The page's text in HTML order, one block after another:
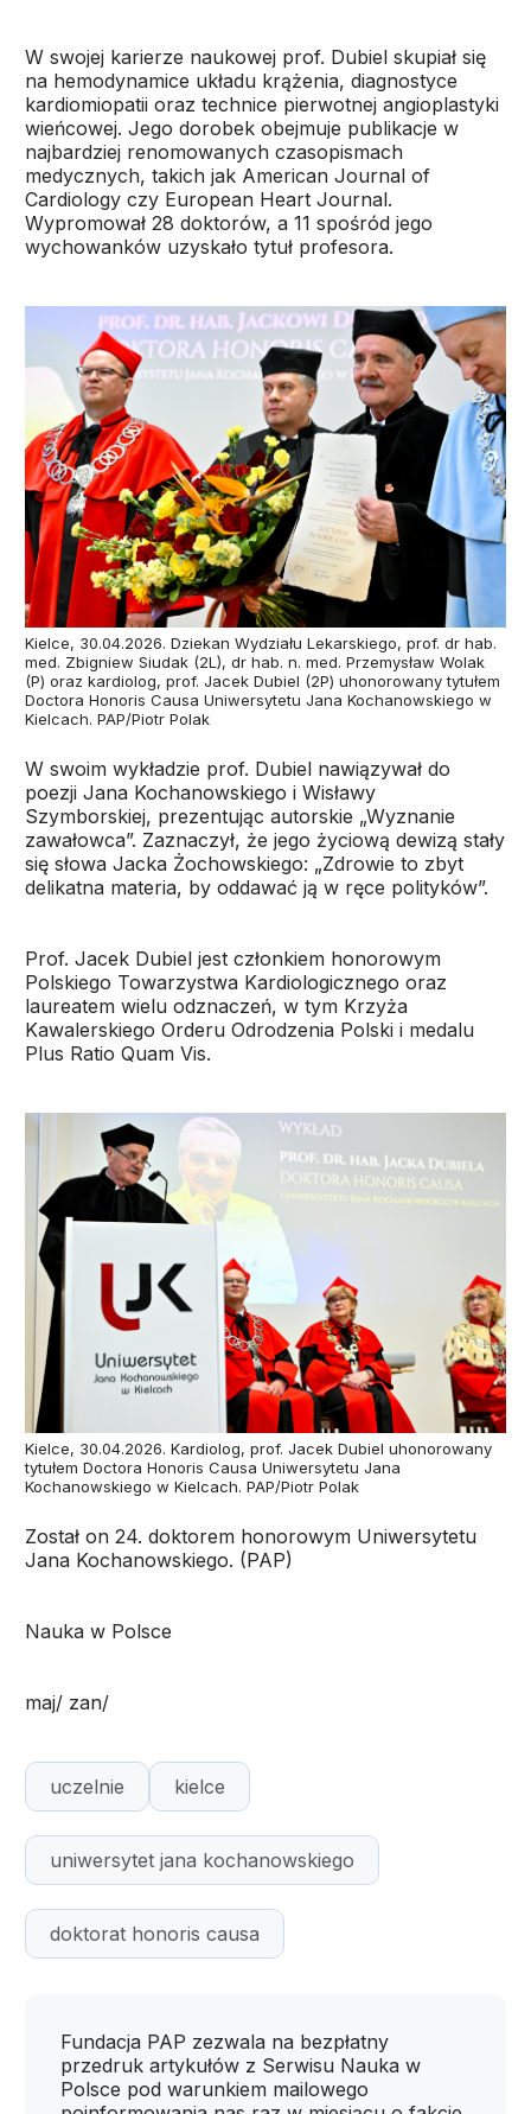
W swojej karierze naukowej prof. Dubiel skupiał się
na hemodynamice układu krążenia, diagnostyce
kardiomiopatii oraz technice pierwotnej angioplastyki
wieńcowej. Jego dorobek obejmuje publikacje w
najbardziej renomowanych czasopismach
medycznych, takich jak American Journal of
Cardiology czy European Heart Journal.
Wypromował 28 doktorów, a 11 spośród jego
wychowanków uzyskało tytuł profesora.
Kielce, 30.04.2026. Dziekan Wydziału Lekarskiego, prof. dr hab.
med. Zbigniew Siudak (2L), dr hab. n. med. Przemysław Wolak
(P) oraz kardiolog, prof. Jacek Dubiel (2P) uhonorowany tytułem
Doctora Honoris Causa Uniwersytetu Jana Kochanowskiego w
Kielcach. PAP/Piotr Polak
W swoim wykładzie prof. Dubiel nawiązywał do
poezji Jana Kochanowskiego i Wisławy
Szymborskiej, prezentując autorskie „Wyznanie
zawałowca”. Zaznaczył, że jego życiową dewizą stały
się słowa Jacka Żochowskiego: „Zdrowie to zbyt
delikatna materia, by oddawać ją w ręce polityków”.
Prof. Jacek Dubiel jest członkiem honorowym
Polskiego Towarzystwa Kardiologicznego oraz
laureatem wielu odznaczeń, w tym Krzyża
Kawalerskiego Orderu Odrodzenia Polski i medalu
Plus Ratio Quam Vis.
Kielce, 30.04.2026. Kardiolog, prof. Jacek Dubiel uhonorowany
tytułem Doctora Honoris Causa Uniwersytetu Jana
Kochanowskiego w Kielcach. PAP/Piotr Polak
Został on 24. doktorem honorowym Uniwersytetu
Jana Kochanowskiego. (PAP)
Nauka w Polsce
maj/ zan/
uczelnie kielce
uniwersytet jana kochanowskiego
doktorat honoris causa
Fundacja PAP zezwala na bezpłatny
przedruk artykułów z Serwisu Nauka w
Polsce pod warunkiem mailowego